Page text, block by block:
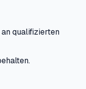
qualifizierten